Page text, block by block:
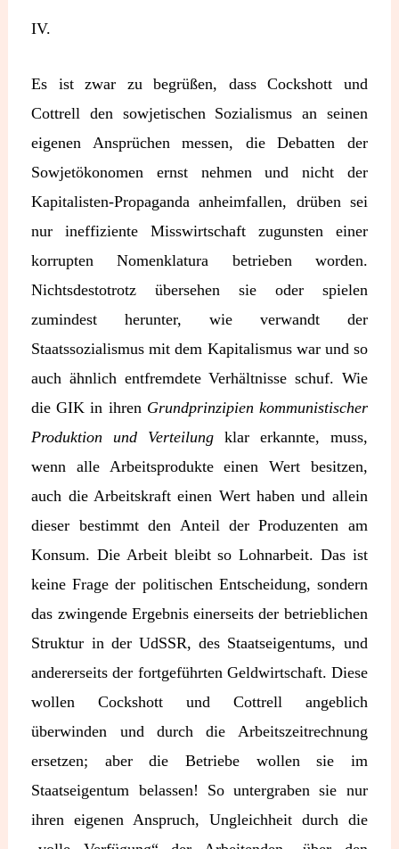
IV.
Es ist zwar zu begrüßen, dass Cockshott und
Cottrell den sowjetischen Sozialismus an seinen
eigenen Ansprüchen messen, die Debatten der
Sowjetökonomen ernst nehmen und nicht der
Kapitalisten-Propaganda anheimfallen, drüben sei
nur ineffiziente Misswirtschaft zugunsten einer
korrupten Nomenklatura betrieben worden.
Nichtsdestotrotz übersehen sie oder spielen
zumindest herunter, wie verwandt der
Staatssozialismus mit dem Kapitalismus war und so
auch ähnlich entfremdete Verhältnisse schuf. Wie
die GIK in ihren Grundprinzipien kommunistischer
Produktion und Verteilung klar erkannte, muss,
wenn alle Arbeitsprodukte einen Wert besitzen,
auch die Arbeitskraft einen Wert haben und allein
dieser bestimmt den Anteil der Produzenten am
Konsum. Die Arbeit bleibt so Lohnarbeit. Das ist
keine Frage der politischen Entscheidung, sondern
das zwingende Ergebnis einerseits der betrieblichen
Struktur in der UdSSR, des Staatseigentums, und
andererseits der fortgeführten Geldwirtschaft. Diese
wollen Cockshott und Cottrell angeblich
überwinden und durch die Arbeitszeitrechnung
ersetzen; aber die Betriebe wollen sie im
Staatseigentum belassen! So untergraben sie nur
ihren eigenen Anspruch, Ungleichheit durch die